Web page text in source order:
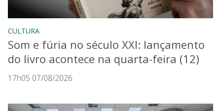
CULTURA
Som e fúria no século XXI: lançamento
do livro acontece na quarta-feira (12)
17h05 07/08/2026